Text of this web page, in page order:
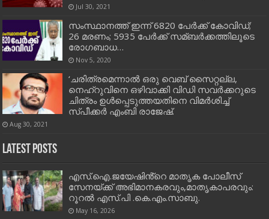
Jul 30, 2021
സംസ്ഥാനത്ത് ഇന്ന് 6820 പേര്‍ക്ക് കോവിഡ്;
26 മരണം; 5935 പേര്‍ക്ക് സമ്ബര്‍ക്കത്തിലൂടെ
രോഗബാധ…
Nov 5, 2020
‘ചരിത്രമെന്നാല്‍ ഒരു വെബ് സൈറ്റല്ല,
നെഹ്‌റുവിനെ ഒഴിവാക്കി വിഡി സവര്‍ക്കറുടെ
ചിത്രം ഉള്‍പ്പെടുത്തയതിനെ വിമര്‍ശിച്ച്‌
സ്പീക്കര്‍ എംബി രാജേഷ്.
Aug 30, 2021
Latest Posts
എസ്.ഐ.ജയേഷിൻ്റെ മാതൃക പോലീസ്
സേനയ്ക്ക് അഭിമാനകരവും,മാതൃകാപരവും:
റൂറൽ എസ്.പി .കെ.എം.സാബു.
May 16, 2026